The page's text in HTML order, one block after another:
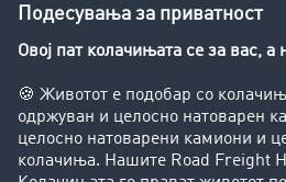
Увид во транспортната берза
Забрани за возење на камиони
Фирма